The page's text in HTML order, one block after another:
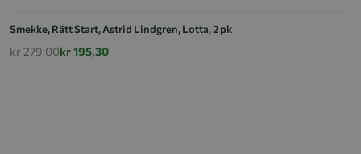
Smekke, Rätt Start, Astrid Lindgren, Lotta, 2 pk
kr 279,00kr 195,30